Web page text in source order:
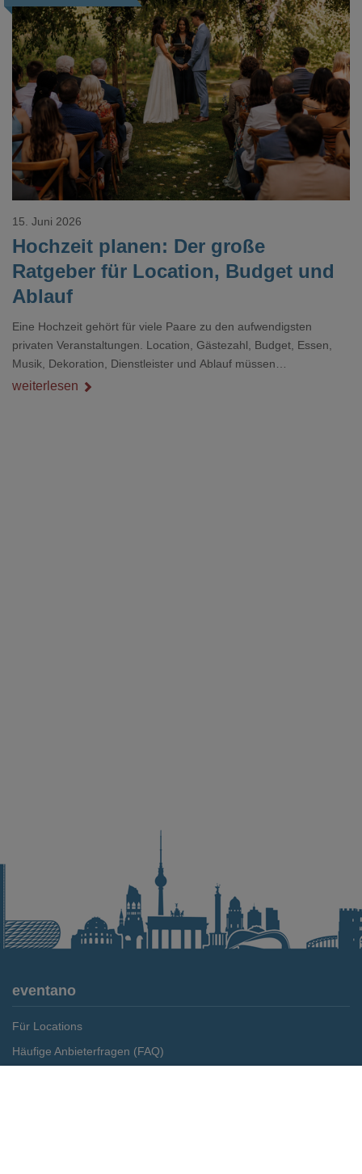
Loading...
Hochzeit planen: Der große
Ratgeber für Location, Budget und
Ablauf
15. Juni 2026
Eine Hochzeit gehört für viele Paare zu den aufwendigsten
privaten Veranstaltungen. Location, Gästezahl, Budget, Essen,
Musik, Dekoration, Dienstleister und Ablauf müssen
zusammenpassen, damit der Tag gut organisiert ist und trotzdem
weiterlesen
eventano
Für Locations
Häufige Anbieterfragen (FAQ)